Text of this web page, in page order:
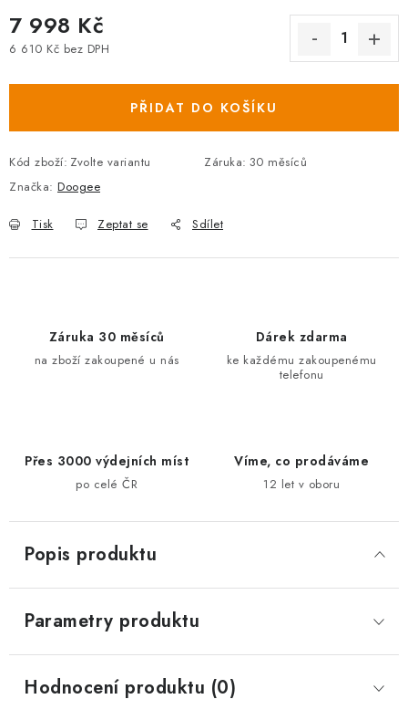
7 998 Kč
6 610 Kč bez DPH
PŘIDAT DO KOŠÍKU
Kód zboží: Zvolte variantu Záruka: 30 měsíců
Značka: Doogee
Tisk Zeptat se Sdílet
Záruka 30 měsíců
na zboží zakoupené u nás
Dárek zdarma
ke každému zakoupenému
telefonu
Přes 3000 výdejních míst
po celé ČR
Víme, co prodáváme
12 let v oboru
Popis produktu
Parametry produktu
Hodnocení produktu (0)